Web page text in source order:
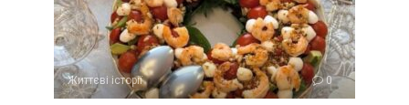
Життєві історії 0